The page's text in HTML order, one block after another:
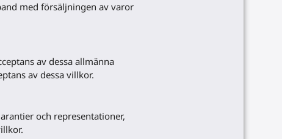
med försäljningen av varor
av dessa allmänna
av dessa villkor.
och representationer,